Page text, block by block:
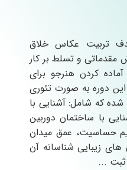
تربیت عکاس خلاق
و تسلط بر کار
کردن هنرجو برای
دوره به صورت تئوری
طراحی شده که شامل: آشنایی با
با ساختمان دوربین
حساسیت، عمق میدان
زیبایی شناسانه آن
ثبت ...